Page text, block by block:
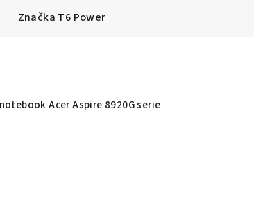
Značka T6 Power
Acer Aspire 8920G serie